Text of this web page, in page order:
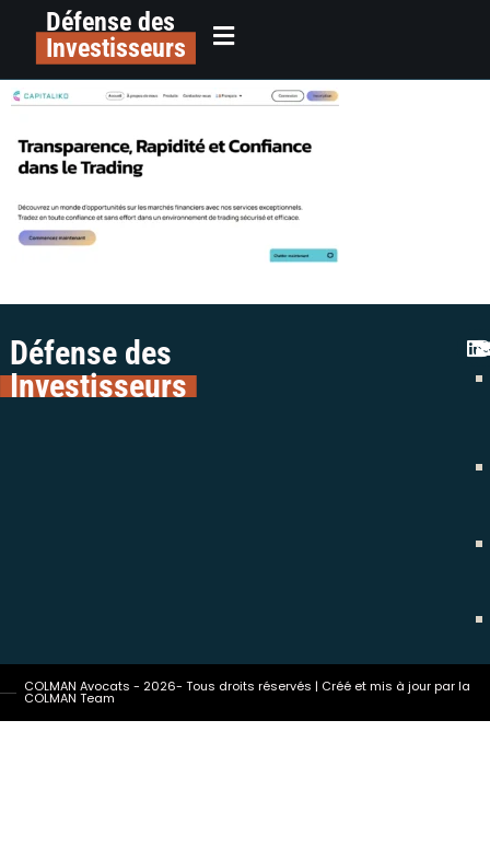
principalDéfense des
Investisseurs
alerte escroquerie capitaliko avis
avocat liste noire AMF
Défense des
Investisseurs
COLMAN Avocats - 2026- Tous droits réservés | Créé et mis à jour par la
COLMAN Team